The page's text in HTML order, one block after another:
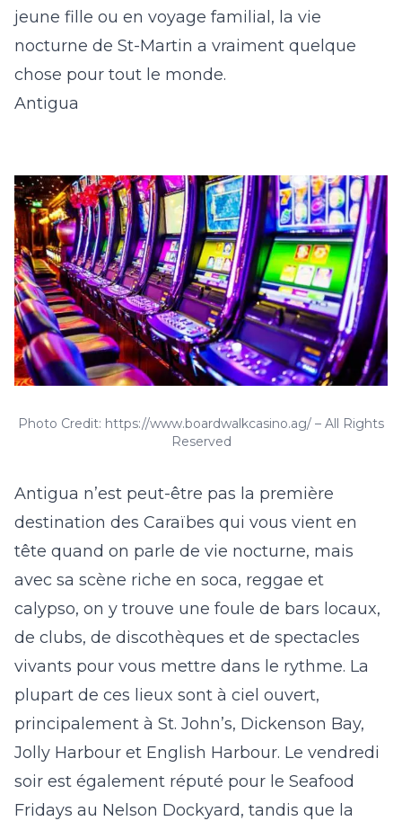
jeune fille ou en voyage familial, la vie
nocturne de St-Martin a vraiment quelque
chose pour tout le monde.
Antigua
Photo Credit: https://www.boardwalkcasino.ag/ – All Rights
Reserved
Antigua n’est peut-être pas la première
destination des Caraïbes qui vous vient en
tête quand on parle de vie nocturne, mais
avec sa scène riche en soca, reggae et
calypso, on y trouve une foule de bars locaux,
de clubs, de discothèques et de spectacles
vivants pour vous mettre dans le rythme. La
plupart de ces lieux sont à ciel ouvert,
principalement à St. John’s, Dickenson Bay,
Jolly Harbour et English Harbour. Le vendredi
soir est également réputé pour le Seafood
Fridays au Nelson Dockyard, tandis que la